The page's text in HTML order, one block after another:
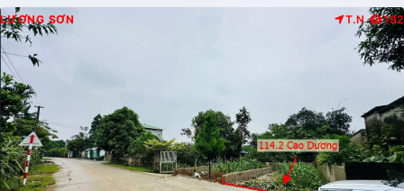
LƯƠNG SƠN T.N 192